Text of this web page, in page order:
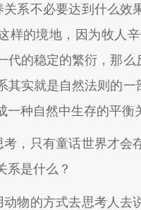
系不必要达到什么
样的境地，因为牧人
代的稳定的繁衍，那
其实就是自然法则的
一种自然中生存的平衡
，只有童话世界才会
系是什么？
物的方式去思考人